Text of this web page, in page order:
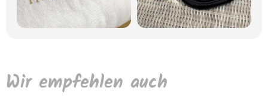
Wir empfehlen auch